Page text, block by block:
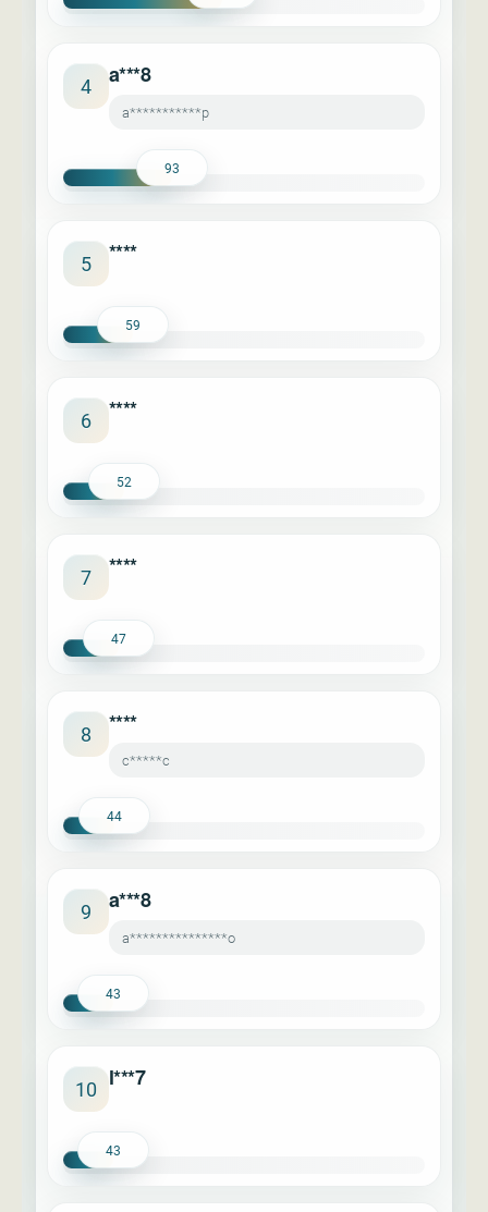
4 a***8
a***********p
93
5 ****
59
6 ****
52
7 ****
47
8 ****
c*****c
44
9 a***8
a***************o
43
10 l***7
43